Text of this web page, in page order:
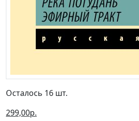
Осталось 16 шт.
299,00р.